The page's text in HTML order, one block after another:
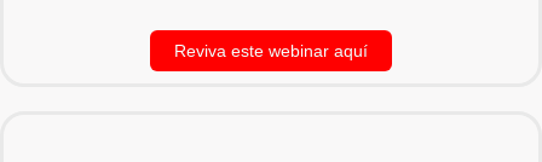
Reviva este webinar aquí